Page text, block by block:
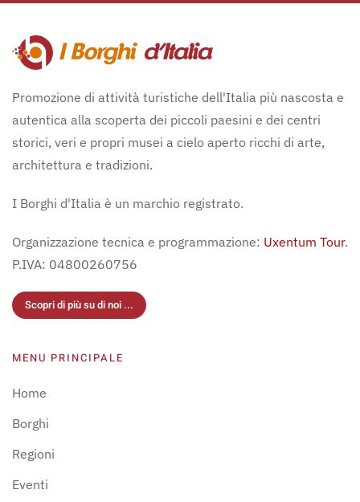
Promozione di attività turistiche dell'Italia più nascosta e
autentica alla scoperta dei piccoli paesini e dei centri
storici, veri e propri musei a cielo aperto ricchi di arte,
architettura e tradizioni.
I Borghi d'Italia è un marchio registrato.
Organizzazione tecnica e programmazione: Uxentum Tour.
P.IVA: 04800260756
Scopri di più su di noi ...
MENU PRINCIPALE
Home
Borghi
Regioni
Eventi